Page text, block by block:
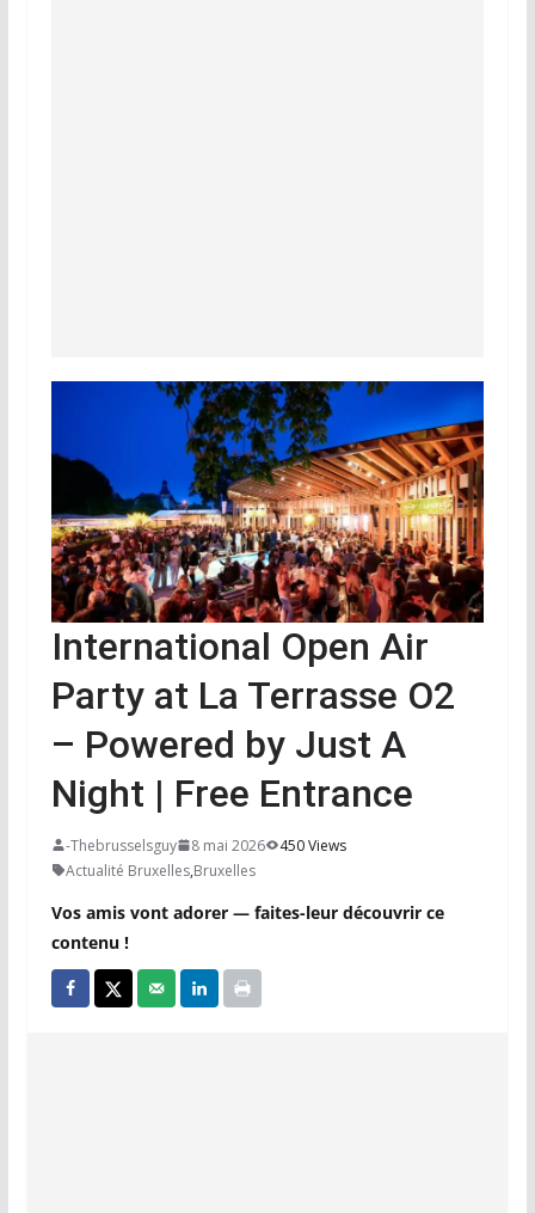
International Open Air
Party at La Terrasse O2
– Powered by Just A
Night | Free Entrance
-Thebrusselsguy 8 mai 2026
450 Views
Actualité Bruxelles,Bruxelles
Vos amis vont adorer — faites-leur découvrir ce
contenu !